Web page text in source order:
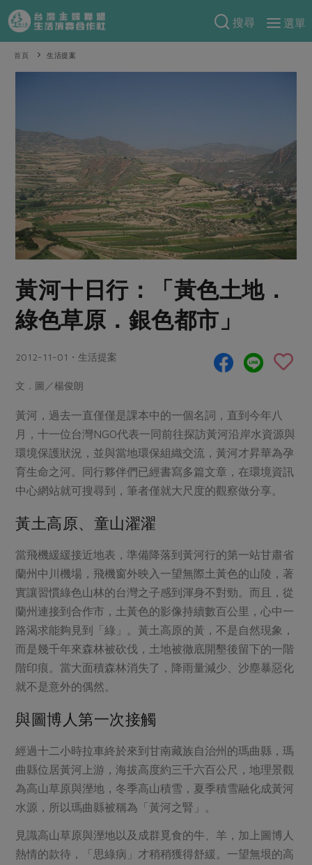
搜尋
選單
產品分類
芽苗類
辛香料類
奶蛋豆・五穀
蛋 乳製品
豆製品 米麵雜糧
肉品・水產
畜產肉類 水產
調理食材・點心
調味醬料/南北貨 烘焙
休閒零嘴 沖泡飲品
保健食品
居家好物
美妝保養
家庭清潔 織品
日用品 圖書禮品
防災用品
最新產品
優惠專區
米食
麵食
肉食
海鮮
常備菜
蛋料理
醬料
湯品．鍋物
漬物
涼拌沙拉
飲品
異國料理
年菜食譜
養身食補
節慶大餐
高麗菜海鮮煎餅
預購活動
把最好的台灣味帶回家！
防災用品預購圓滿結束
2026年端午節預購圓滿結束
更多預購活動
當季產品
合作25-經典快閃最後一週
合作25-精選產品第四彈
合作25-精選產品第三彈
議題活動
主婦聯盟X樂齡網特約優惠案
2024農業發展計畫年度報告
更多議題活動
把最好的台灣味帶回家！
綠主張
觀點文章
主婦食堂 一籃菜真心話
社內大小事 合作聯合國
樂齡生活 親子食育
廚房瑜伽
關注議題
減硝酸鹽
非基改運動 支持本土農糧
廢核運動 能源議題
減添加物 減塑減廢
公益金 食農教育
生活者e週報
綠主張月刊
典藏閱覽室
關於合作社
認識合作社
關於我們
合作社組織
員工與求才
產品檢驗
自主把關
硝酸鹽檢驗
社員權益
社務專區
選舉專區
最新消息
媒體報導
下載專區
社務會議
活動報下載
重要公告
首頁 生活提案
黃河十日行：「黃色土地．
綠色草原．銀色都市」
2012-11-01・生活提案
文．圖／楊俊朗
黃河，過去一直僅僅是課本中的一個名詞，直到今年八
月，十一位台灣NGO代表一同前往探訪黃河沿岸水資源與
環境保護狀況，並與當地環保組織交流，黃河才昇華為孕
育生命之河。同行夥伴們已經書寫多篇文章，在環境資訊
中心網站就可搜尋到，筆者僅就大尺度的觀察做分享。
黃土高原、童山濯濯
當飛機緩緩接近地表，準備降落到黃河行的第一站甘肅省
蘭州中川機場，飛機窗外映入一望無際土黃色的山陵，著
實讓習慣綠色山林的台灣之子感到渾身不對勁。而且，從
蘭州連接到合作市，土黃色的影像持續數百公里，心中一
路渴求能夠見到「綠」。黃土高原的黃，不是自然現象，
而是幾千年來森林被砍伐，土地被徹底開墾後留下的一階
階印痕。當大面積森林消失了，降雨量減少、沙塵暴惡化
就不是意外的偶然。
與圖博人第一次接觸
經過十二小時拉車終於來到甘南藏族自治州的瑪曲縣，瑪
曲縣位居黃河上游，海拔高度約三千六百公尺，地理景觀
為高山草原與溼地，冬季高山積雪，夏季積雪融化成黃河
水源，所以瑪曲縣被稱為「黃河之腎」。
見識高山草原與溼地以及成群覓食的牛、羊，加上圖博人
熱情的款待，「思綠病」才稍稍獲得舒緩。一望無垠的高